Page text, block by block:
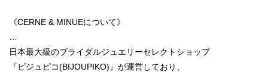
《CERNE & MINUEについて》
日本最大級のブライダルジュエリーセレクトショップ
『ビジュピコ(BIJOUPIKO)』が運営しており、